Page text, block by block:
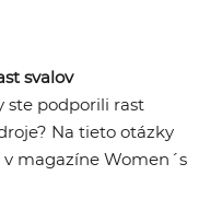
svalov
ste podporili rast
Na tieto otázky
magazíne Women´s